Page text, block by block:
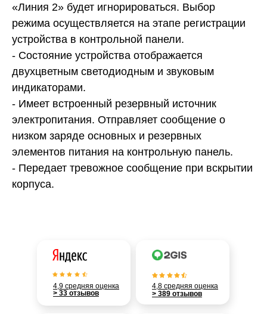
«Линия 2» будет игнорироваться. Выбор
режима осуществляется на этапе регистрации
устройства в контрольной панели.
- Состояние устройства отображается
двухцветным светодиодным и звуковым
индикаторами.
- Имеет встроенный резервный источник
электропитания. Отправляет сообщение о
низком заряде основных и резервных
элементов питания на контрольную панель.
- Передает тревожное сообщение при вскрытии
корпуса.
4,9 средняя оценка
> 33 отзывов
4,8 средняя оценка
> 389 отзывов